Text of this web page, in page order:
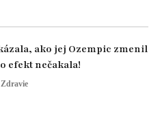
efekt nečakala!
Zdravie